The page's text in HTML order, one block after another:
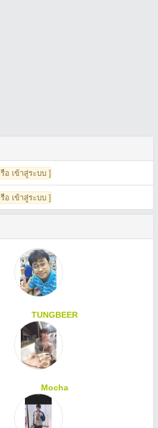
เข้าสู่ระบบ ]
เข้าสู่ระบบ ]
TUNGBEER
Mocha